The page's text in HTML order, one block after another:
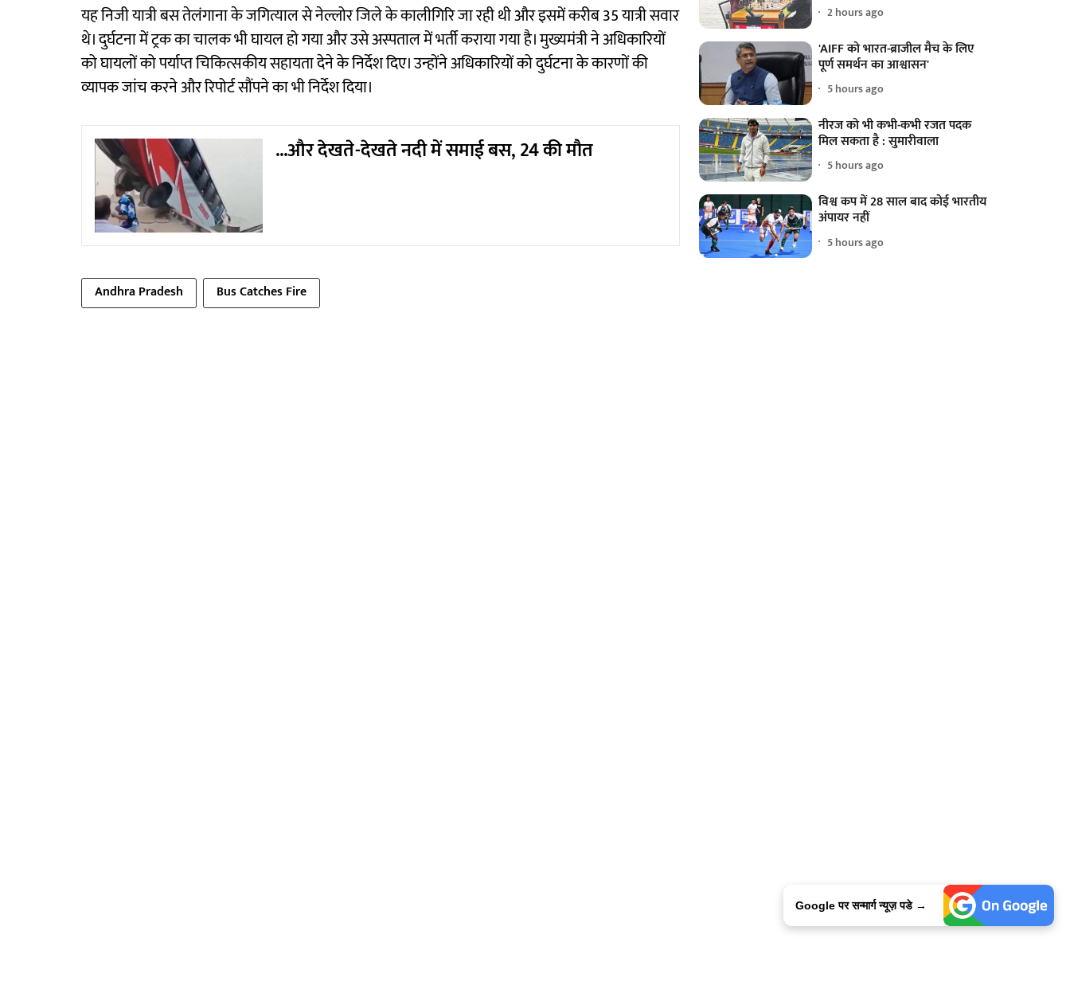
यह निजी यात्री बस तेलंगाना के जगित्याल से नेल्लोर जिले के कालीगिरि जा रही थी और इसमें करीब 35 यात्री सवार
थे। दुर्घटना में ट्रक का चालक भी घायल हो गया और उसे अस्पताल में भर्ती कराया गया है। मुख्यमंत्री ने अधिकारियों
को घायलों को पर्याप्त चिकित्सकीय सहायता देने के निर्देश दिए। उन्होंने अधिकारियों को दुर्घटना के कारणों की
व्यापक जांच करने और रिपोर्ट सौंपने का भी निर्देश दिया।
...और देखते-देखते नदी में समाई बस, 24 की मौत
Andhra Pradesh Bus Catches Fire
2 hours ago
'AIFF को भारत-ब्राजील मैच के लिए
पूर्ण समर्थन का आश्वासन'
5 hours ago
नीरज को भी कभी-कभी रजत पदक
मिल सकता है : सुमारीवाला
5 hours ago
विश्व कप में 28 साल बाद कोई भारतीय
अंपायर नहीं
5 hours ago
Google पर सन्मार्ग न्यूज़ पडे →